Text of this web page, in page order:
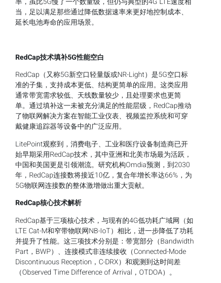
当，足以满足那些通过降低数据速率来更好地控制成本、
延长电池寿命的应用场景。
RedCap技术填补5G性能空白
RedCap（又称5G新空口轻量版或NR-Light）是5G空口标
准的子集，支持成本更低、结构更简单的应用。这类应用
通常带宽需求较低、天线数量较少，且处理要求也更简
单。通过填补这一未被充分满足的性能层级，RedCap推动
了物联网解决方案在智能工业仪表、视频监控系统和可穿
戴健康追踪器等设备中的广泛应用。
LitePoint观察到，消费电子、工业和医疗设备制造商已开
始早期采用RedCap技术，其中亚洲和北美市场最为活跃，
中国和美国更是引领潮流。研究机构Omdia预测，到2030
年，RedCap连接数将接近10亿，复合年增长率达66%，为
5G物联网连接数的整体激增做出重大贡献。
RedCap核心技术解析
RedCap基于三项核心技术，与现有的4G低功耗广域网（如
LTE Cat-M和窄带物联网NB-IoT）相比，进一步降低了功耗
并提升了性能。这三项技术分别是：带宽部分（Bandwidth
Part，BWP）、连接模式非连续接收（Connected-Mode
Discontinuous Reception，C-DRX）和观测到达时间差
（Observed Time Difference of Arrival，OTDOA）。